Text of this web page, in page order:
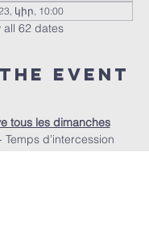
կիր, 10:00
all 62 dates
event
tous les dimanches
Temps d’intercession